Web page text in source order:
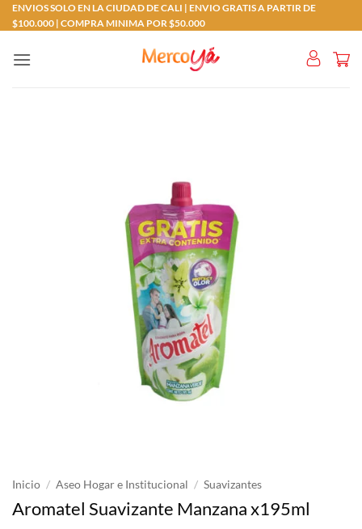
Saltar
al
ENVIOS SOLO EN LA CIUDAD DE CALI | ENVIO GRATIS A PARTIR DE
$100.000 | COMPRA MINIMA POR $50.000
Inicio / Aseo Hogar e Institucional / Suavizantes
Aromatel Suavizante Manzana x195ml